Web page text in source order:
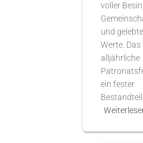
voller
und
Werte. Das
alljährliche
ein fester
Bestandteil